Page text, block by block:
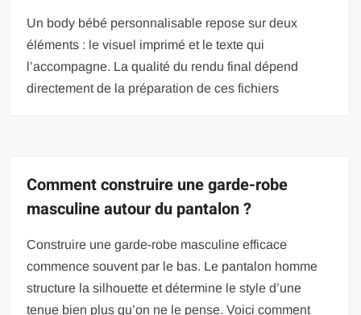
Un body bébé personnalisable repose sur deux
éléments : le visuel imprimé et le texte qui
l’accompagne. La qualité du rendu final dépend
directement de la préparation de ces fichiers
Comment construire une garde-robe
masculine autour du pantalon ?
Construire une garde-robe masculine efficace
commence souvent par le bas. Le pantalon homme
structure la silhouette et détermine le style d’une
tenue bien plus qu’on ne le pense. Voici comment